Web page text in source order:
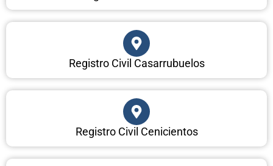
Registro Civil Casarrubuelos
Registro Civil Cenicientos